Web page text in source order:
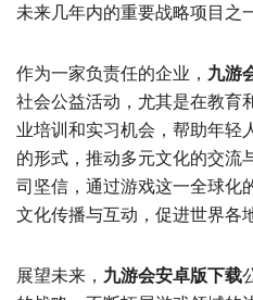
未来几年内的重要战略项目之一
作为一家负责任的企业， 九游
社会公益活动，尤其是在教育
业培训和实习机会，帮助年轻
的形式，推动多元文化的交流
司坚信，通过游戏这一全球化
文化传播与互动，促进世界各
展望未来， 九游会安卓版下载